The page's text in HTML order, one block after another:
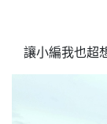
讓小編我也